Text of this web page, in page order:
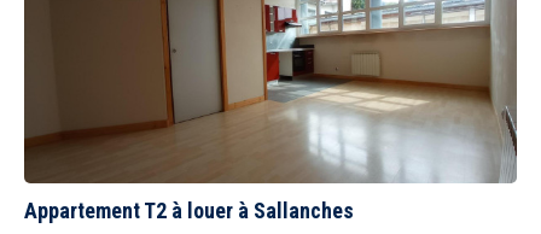
Appartement T2 à louer à Sallanches